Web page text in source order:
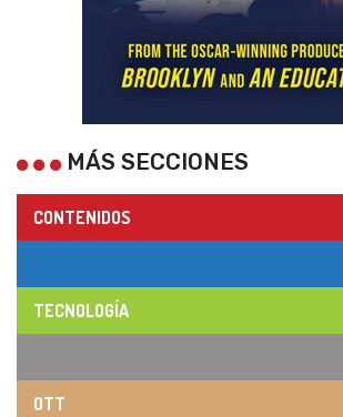
MÁS SECCIONES
CONTENIDOS
TECNOLOGÍA
OTT